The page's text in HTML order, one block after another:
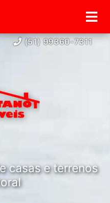
(51) 99360-7311
casas e terrenos